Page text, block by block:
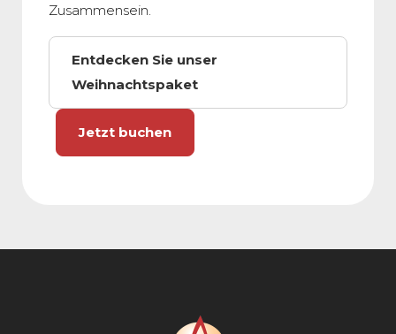
Zusammensein.
Entdecken Sie unser
Weihnachtspaket
Jetzt buchen